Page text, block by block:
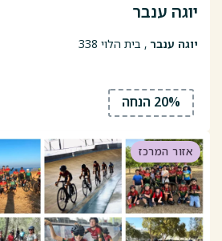
יוגה ענבר
יוגה ענבר , בית הלוי 338
20% הנחה
אזור המרכז